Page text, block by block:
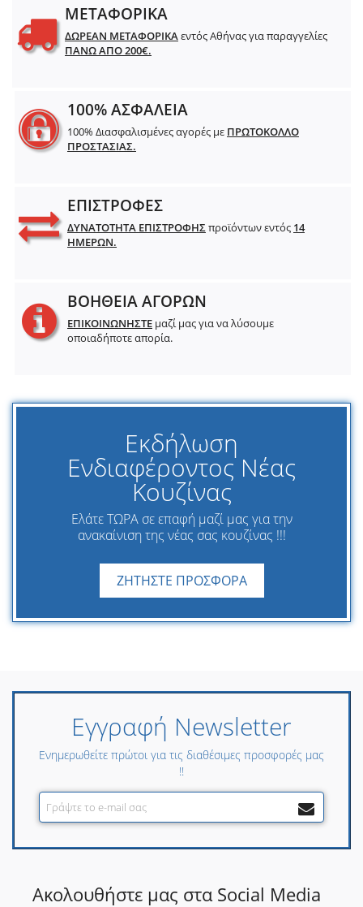
ΜΕΤΑΦΟΡΙΚΑ
ΔΩΡΕΑΝ ΜΕΤΑΦΟΡΙΚΑεντός Αθήνας για παραγγελίες
ΠΑΝΩ ΑΠΟ 200€.
100% ΑΣΦΑΛΕΙΑ
100% Διασφαλισμένες αγορές με ΠΡΩΤΟΚΟΛΛΟ
ΠΡΟΣΤΑΣΙΑΣ.
ΕΠΙΣΤΡΟΦΕΣ
ΔΥΝΑΤΟΤΗΤΑ ΕΠΙΣΤΡΟΦΗΣπροϊόντων εντός 14
ΗΜΕΡΩΝ.
ΒΟΗΘΕΙΑ ΑΓΟΡΩΝ
ΕΠΙΚΟΙΝΩΝΗΣΤΕ μαζί μας για να λύσουμε
οποιαδήποτε απορία.
Εκδήλωση
Ενδιαφέροντος Νέας
Κουζίνας
Ελάτε ΤΩΡΑ σε επαφή μαζί μας για την
ανακαίνιση της νέας σας κουζίνας !!!
ΖΗΤΗΣΤΕ ΠΡΟΣΦΟΡΑ
Εγγραφή Newsletter
Ενημερωθείτε πρώτοι για τις διαθέσιμες προσφορές μας
!!
Ακολουθήστε μας στα Social Media